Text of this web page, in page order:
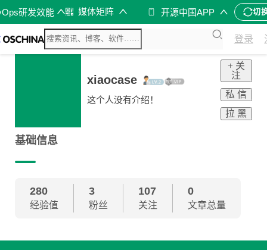
研发效能 媒体矩阵 开源中国APP 切
登录
xiaocase
这个人没有介绍！
+ 关
注
私 信
拉 黑
基础信息
280
经验值
3
粉丝
107
关注
0
文章总量